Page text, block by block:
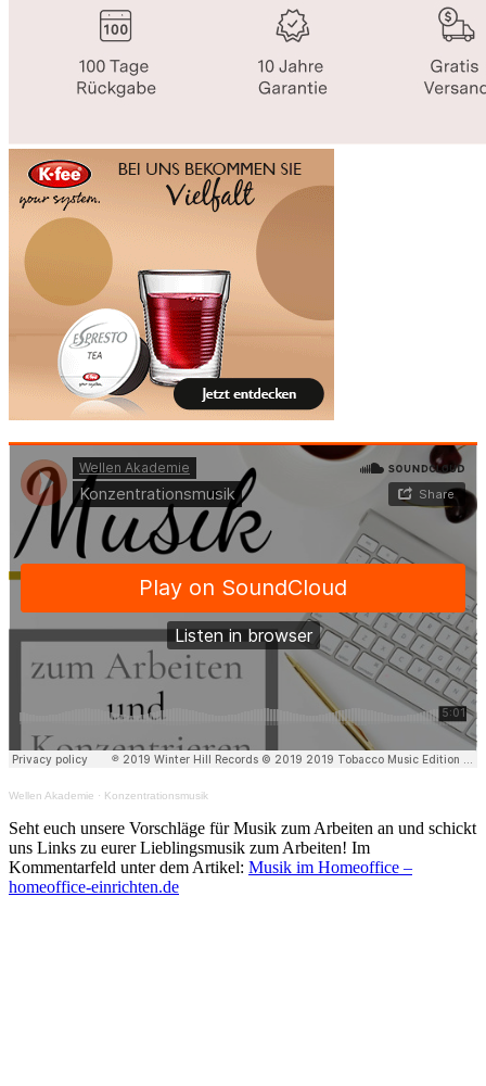
Wellen Akademie · Konzentrationsmusik
Seht euch unsere Vorschläge für Musik zum Arbeiten an und schickt
uns Links zu eurer Lieblingsmusik zum Arbeiten! Im
Kommentarfeld unter dem Artikel: Musik im Homeoffice –
homeoffice-einrichten.de